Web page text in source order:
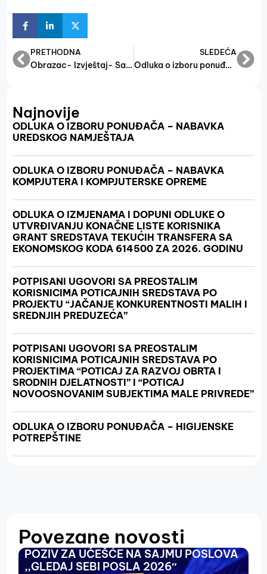
PRETHODNA
Obrazac- Izvještaj- Sajmovi
SLEDEĆA
Odluka o izboru ponuđača za održavanje kopir aparata
Najnovije
ODLUKA O IZBORU PONUĐAČA – NABAVKA
UREDSKOG NAMJEŠTAJA
ODLUKA O IZBORU PONUĐAČA – NABAVKA
KOMPJUTERA I KOMPJUTERSKE OPREME
ODLUKA O IZMJENAMA I DOPUNI ODLUKE O
UTVRĐIVANJU KONAČNE LISTE KORISNIKA
GRANT SREDSTAVA TEKUĆIH TRANSFERA SA
EKONOMSKOG KODA 614500 ZA 2026. GODINU
POTPISANI UGOVORI SA PREOSTALIM
KORISNICIMA POTICAJNIH SREDSTAVA PO
PROJEKTU “JAČANJE KONKURENTNOSTI MALIH I
SREDNJIH PREDUZEĆA”
POTPISANI UGOVORI SA PREOSTALIM
KORISNICIMA POTICAJNIH SREDSTAVA PO
PROJEKTIMA “POTICAJ ZA RAZVOJ OBRTA I
SRODNIH DJELATNOSTI” I “POTICAJ
NOVOOSNOVANIM SUBJEKTIMA MALE PRIVREDE”
ODLUKA O IZBORU PONUĐAČA – HIGIJENSKE
POTREPŠTINE
Povezane novosti
POZIV ZA UČEŠĆE NA SAJMU POSLOVA
,,GLEDAJ SEBI POSLA 2026″